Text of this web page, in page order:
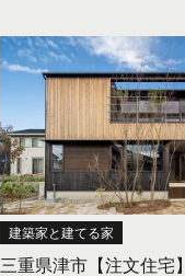
建築家と建てる家
三重県津市【注文住宅】